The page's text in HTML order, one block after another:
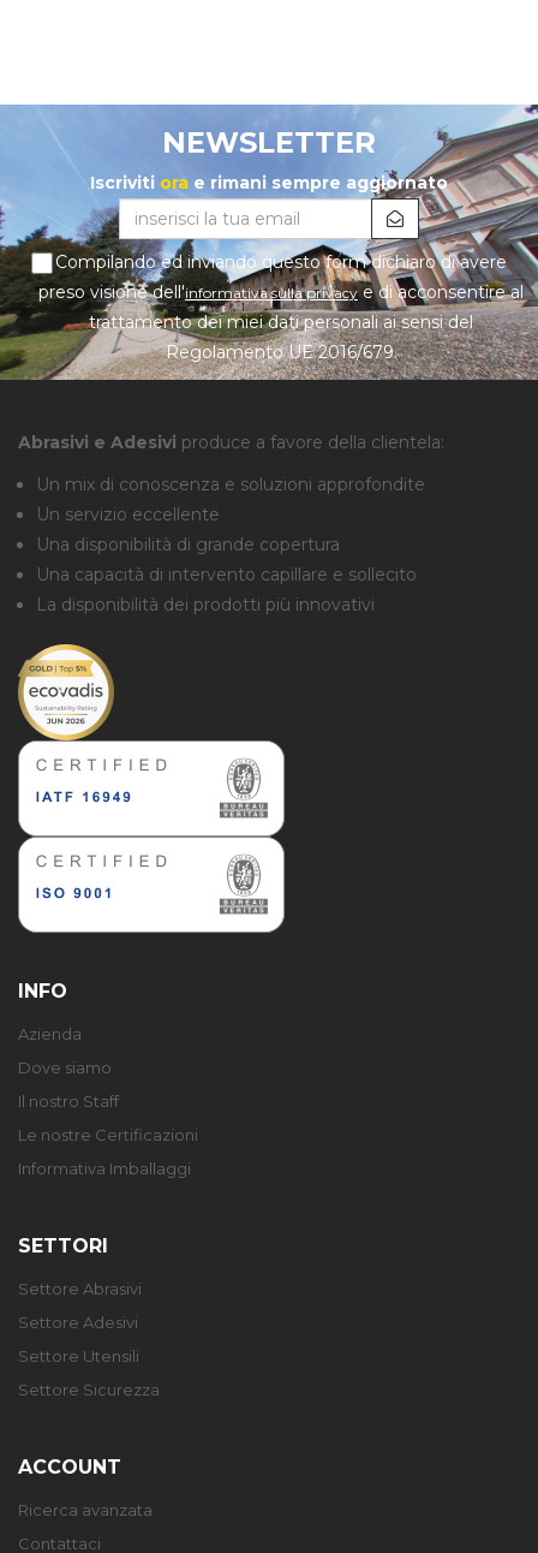
NEWSLETTER
Iscriviti ora e rimani sempre aggiornato
Compilando ed inviando questo form dichiaro di avere
preso visione dell'informativa sulla privacye di acconsentire al
trattamento dei miei dati personali ai sensi del
Regolamento UE 2016/679.
Abrasivi e Adesivi produce a favore della clientela:
Un mix di conoscenza e soluzioni approfondite
Un servizio eccellente
Una disponibilità di grande copertura
Una capacità di intervento capillare e sollecito
La disponibilità dei prodotti più innovativi
INFO
Azienda
Dove siamo
Il nostro Staff
Le nostre Certificazioni
Informativa Imballaggi
SETTORI
Settore Abrasivi
Settore Adesivi
Settore Utensili
Settore Sicurezza
ACCOUNT
Ricerca avanzata
Contattaci